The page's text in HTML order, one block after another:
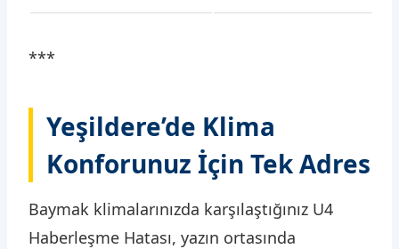
***
Yeşildere’de Klima
Konforunuz İçin Tek Adres
Baymak klimalarınızda karşılaştığınız U4
Haberleşme Hatası, yazın ortasında